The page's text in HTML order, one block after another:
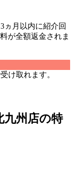
ヵ月以内に紹介回
が全額返金されま
け取れます。
九州店の特